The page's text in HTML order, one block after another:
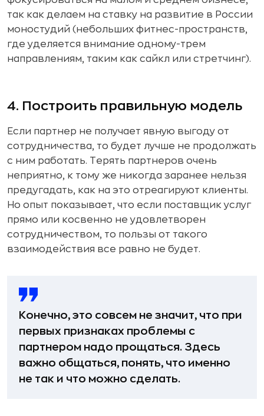
так как делаем на ставку на развитие в России
моностудий (небольших фитнес-пространств,
где уделяется внимание одному-трем
направлениям, таким как сайкл или стретчинг).
4. Построить правильную модель
Если партнер не получает явную выгоду от
сотрудничества, то будет лучше не продолжать
с ним работать. Терять партнеров очень
неприятно, к тому же никогда заранее нельзя
предугадать, как на это отреагируют клиенты.
Но опыт показывает, что если поставщик услуг
прямо или косвенно не удовлетворен
сотрудничеством, то пользы от такого
взаимодействия все равно не будет.
Конечно, это совсем не значит, что при
первых признаках проблемы с
партнером надо прощаться. Здесь
важно общаться, понять, что именно
не так и что можно сделать.